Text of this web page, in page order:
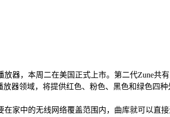
器，本周二在美国正式上市。第二代Zune共
器领域，将提供红色、粉色、黑色和绿色四
在家中的无线网络覆盖范围内，曲库就可以直